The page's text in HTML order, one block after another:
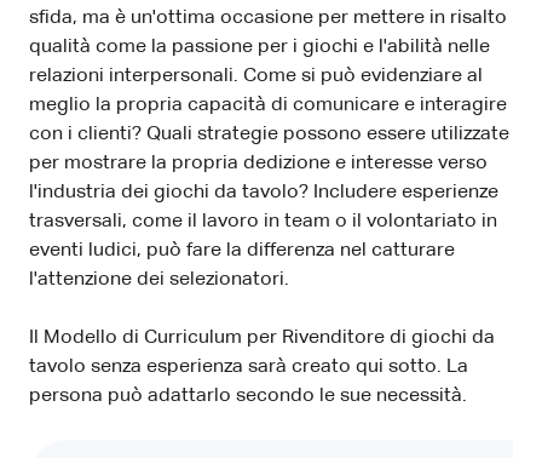
sfida, ma è un'ottima occasione per mettere in risalto
qualità come la passione per i giochi e l'abilità nelle
relazioni interpersonali. Come si può evidenziare al
meglio la propria capacità di comunicare e interagire
con i clienti? Quali strategie possono essere utilizzate
per mostrare la propria dedizione e interesse verso
l'industria dei giochi da tavolo? Includere esperienze
trasversali, come il lavoro in team o il volontariato in
eventi ludici, può fare la differenza nel catturare
l'attenzione dei selezionatori.
Il Modello di Curriculum per Rivenditore di giochi da
tavolo senza esperienza sarà creato qui sotto. La
persona può adattarlo secondo le sue necessità.